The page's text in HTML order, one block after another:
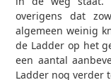
overigens dat
algemeen weinig
de Ladder op het
een aantal
Ladder nog verder